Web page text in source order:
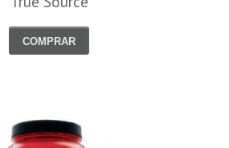
COMPRAR